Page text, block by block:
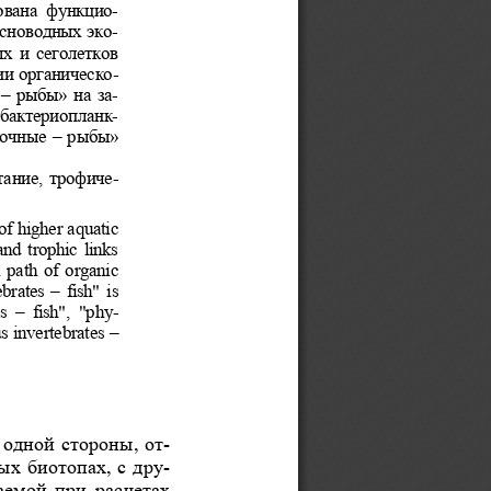
функцио-
эко-
и сеголетков
органическо-
рыбы» на за-
– рыбы»
трофиче-
higher aquatic
trophic links
path of organic
– fish" is
–  fish",  "phy-
invertebrates –
стороны, от-
биотопах, с дру-